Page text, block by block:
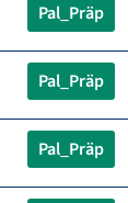
Pal_Präp
Pal_Präp
Pal_Präp